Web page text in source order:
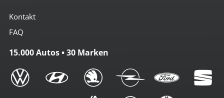
Kontakt
FAQ
15.000 Autos • 30 Marken